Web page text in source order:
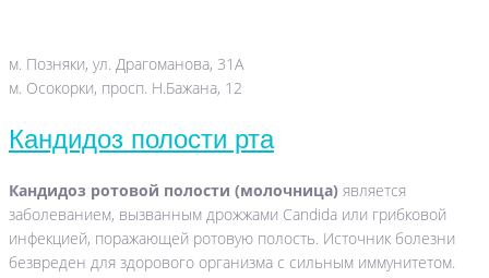
м. Позняки, ул. Драгоманова, 31А
м. Осокорки, просп. Н.Бажана, 12
Кандидоз полости рта
Кандидоз ротовой полости (молочница) является
заболеванием, вызванным дрожжами Candida или грибковой
инфекцией, поражающей ротовую полость. Источник болезни
безвреден для здорового организма с сильным иммунитетом.